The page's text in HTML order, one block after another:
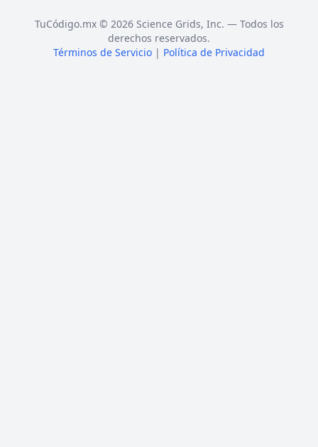
TuCódigo.mx © 2026 Science Grids, Inc. — Todos los
derechos reservados.
Términos de Servicio | Política de Privacidad